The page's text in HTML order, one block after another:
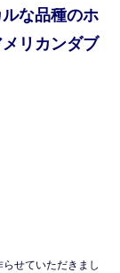
な品種のホ
リカンダブ
せていただきまし